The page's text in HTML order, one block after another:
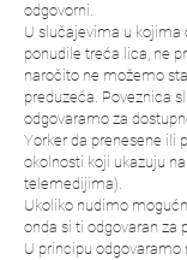
odgovorni.
U slučajevima u kojima
ponudile treća lica, ne
naročito ne možemo
preduzeća. Poveznica
odgovaramo za
Yorker da prenesene ili
okolnosti koji ukazuju
telemedijima).
Ukoliko nudimo
onda si ti odgovaran za
U principu odgovaramo